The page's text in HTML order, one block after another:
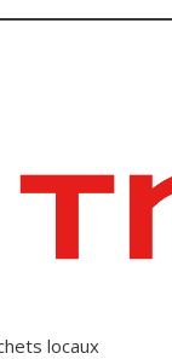
locaux